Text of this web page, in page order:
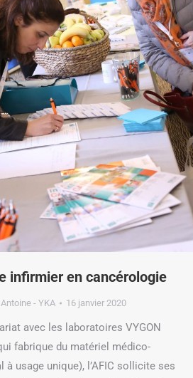
infirmier en cancérologie
Antoine - YKA 16 janvier 2020
avec les laboratoires VYGON
fabrique du matériel médico-
à usage unique), l’AFIC sollicite ses